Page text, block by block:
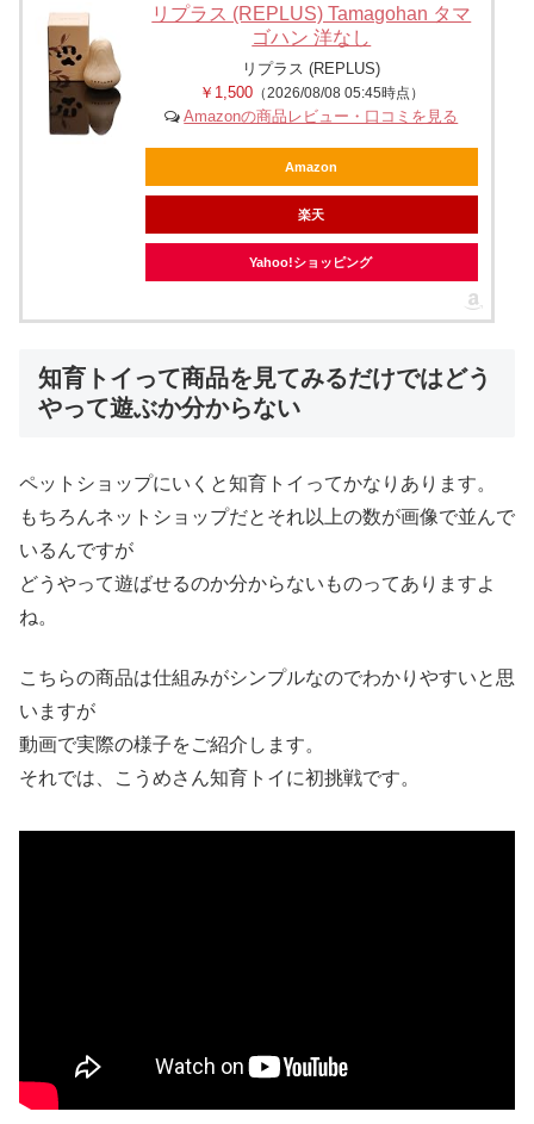
リプラス (REPLUS) Tamagohan タマ
ゴハン 洋なし
リプラス (REPLUS)
￥1,500（2026/08/08 05:45時点）
Amazonの商品レビュー・口コミを見る
Amazon
楽天
Yahoo!ショッピング
知育トイって商品を見てみるだけではどう
やって遊ぶか分からない
ペットショップにいくと知育トイってかなりあります。
もちろんネットショップだとそれ以上の数が画像で並んで
いるんですが
どうやって遊ばせるのか分からないものってありますよ
ね。
こちらの商品は仕組みがシンプルなのでわかりやすいと思
いますが
動画で実際の様子をご紹介します。
それでは、こうめさん知育トイに初挑戦です。